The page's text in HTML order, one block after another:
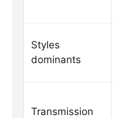
Styles
dominants
Transmission